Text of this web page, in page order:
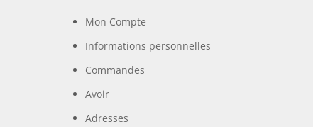
Mon Compte
Informations personnelles
Commandes
Avoir
Adresses